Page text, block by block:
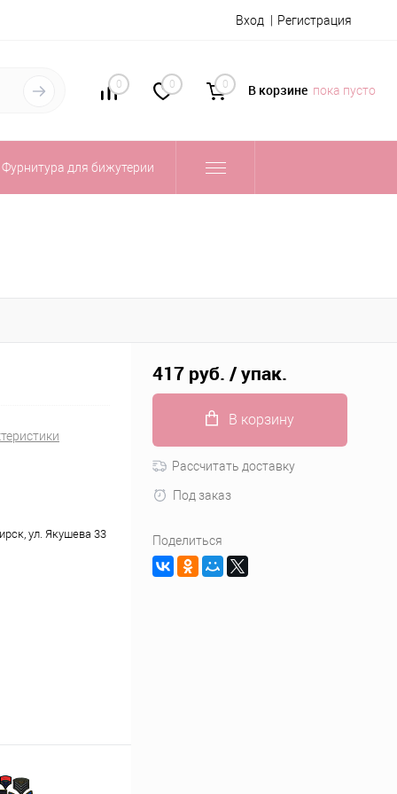
Вход Регистрация
0 0 0 В корзине пока пусто
Фурнитура для бижутерии
ул. Якушева 33
417 руб. / упак.
В корзину
Рассчитать доставку
Под заказ
Поделиться